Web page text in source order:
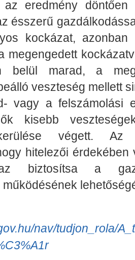
eredmény döntően
ésszerű
kockázat,
megengedett
belül marad, a
veszteség mellett
vagy a felszámolási
kisebb
végett. Az
hitelezői
biztosítsa a
nav/tudjon_rola/